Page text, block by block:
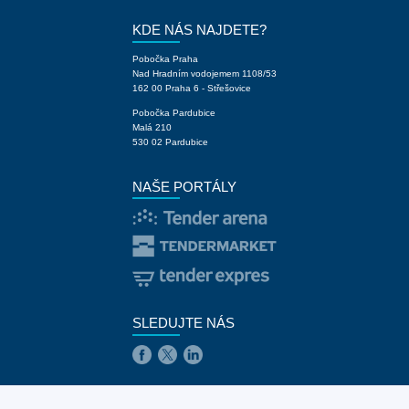
KDE NÁS NAJDETE?
Pobočka Praha
Nad Hradním vodojemem 1108/53
162 00 Praha 6 - Střešovice
Pobočka Pardubice
Malá 210
530 02 Pardubice
NAŠE PORTÁLY
SLEDUJTE NÁS